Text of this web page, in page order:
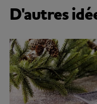
D'autres